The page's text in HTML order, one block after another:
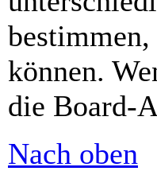
können.
die Board-
Nach oben